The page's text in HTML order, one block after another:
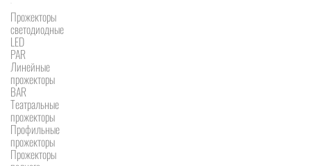
Прожекторы
светодиодные
LED
PAR
Линейные
прожекторы
BAR
Театральные
прожекторы
Профильные
прожекторы
Прожекторы